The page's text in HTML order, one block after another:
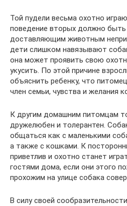
Той пудели весьма охотно
поведение вторых должно
доставляющим животным
дети слишком навязывают
она может проявить свою
укусить. По этой причине
объяснить ребенку, что
член семьи, чувства и желания
К другим домашним питомцам
дружелюбен и толерантен.
общаться как с маленькими
а также с кошками. К
приветлив и охотно станет
гостями дома, если они этого
прохожим на улице собака
В силу своей